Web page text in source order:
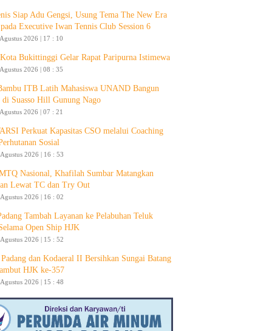
Siap Adu Gengsi, Usung Tema The New Era
Executive Iwan Tennis Club Session 6
2026 | 17 : 10
Bukittinggi Gelar Rapat Paripurna Istimewa
2026 | 08 : 35
ITB Latih Mahasiswa UNAND Bangun
di Suasso Hill Gunung Nago
2026 | 07 : 21
Perkuat Kapasitas CSO melalui Coaching
Sosial
2026 | 16 : 53
Nasional, Khafilah Sumbar Matangkan
Lewat TC dan Try Out
2026 | 16 : 02
Tambah Layanan ke Pelabuhan Teluk
Open Ship HJK
2026 | 15 : 52
dan Kodaeral II Bersihkan Sungai Batang
HJK ke-357
2026 | 15 : 48